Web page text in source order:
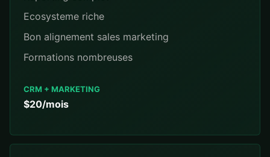
Ecosysteme riche
Bon alignement sales marketing
Formations nombreuses
CRM + MARKETING
$20/mois